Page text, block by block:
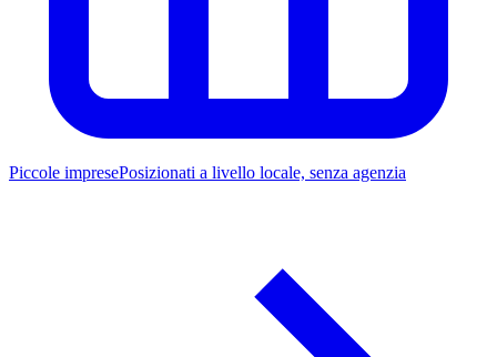
Piccole impresePosizionati a livello locale, senza agenzia